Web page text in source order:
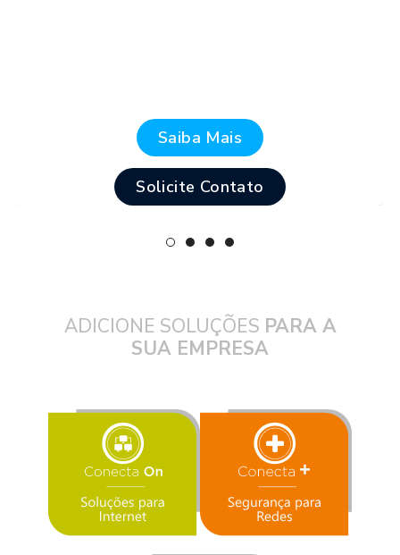
Saiba Mais
Solicite Contato
ADICIONE SOLUÇÕES PARA A
SUA EMPRESA